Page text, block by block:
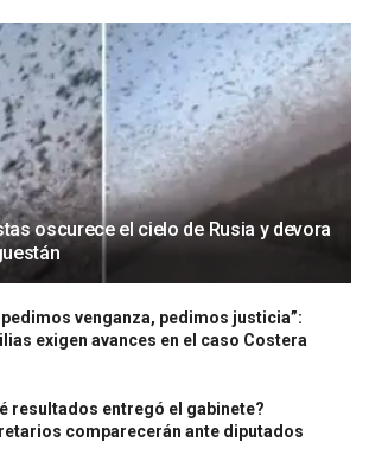
oscurece el cielo de Rusia y devora
pedimos venganza, pedimos justicia”:
exigen avances en el caso Costera
resultados entregó el gabinete?
comparecerán ante diputados